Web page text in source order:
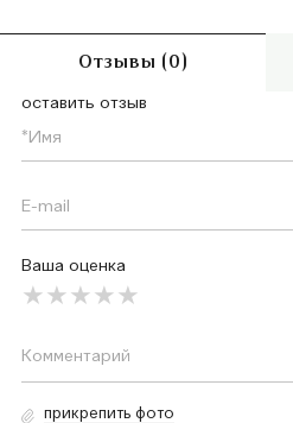
Отзывы (0)
оставить отзыв
Ваша оценка
прикрепить фото